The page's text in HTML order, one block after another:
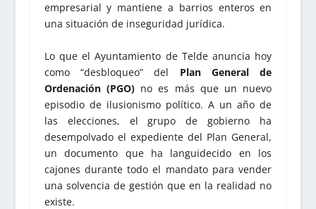
empresarial y mantiene a barrios enteros en
una situación de inseguridad jurídica.
Lo que el Ayuntamiento de Telde anuncia hoy
como “desbloqueo” del Plan General de
Ordenación (PGO)no es más que un nuevo
episodio de ilusionismo político. A un año de
las elecciones, el grupo de gobierno ha
desempolvado el expediente del Plan General,
un documento que ha languidecido en los
cajones durante todo el mandato para vender
una solvencia de gestión que en la realidad no
existe.